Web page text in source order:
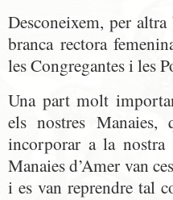
Desconeixem, per
branca rectora
les Congregantes i les
Una part molt
els nostres
incorporar a la nostra
Manaies d’Amer van
i es van reprendre tal